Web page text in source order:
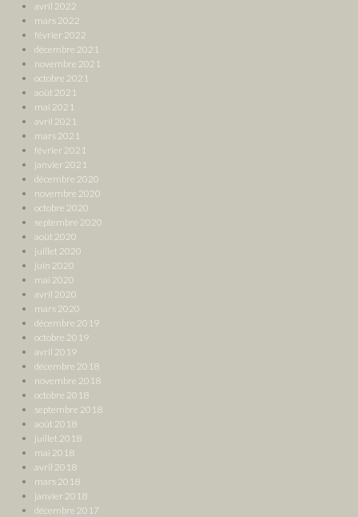
avril 2022
mars 2022
février 2022
décembre 2021
novembre 2021
octobre 2021
août 2021
mai 2021
avril 2021
mars 2021
février 2021
janvier 2021
décembre 2020
novembre 2020
octobre 2020
septembre 2020
août 2020
juillet 2020
juin 2020
mai 2020
avril 2020
mars 2020
décembre 2019
octobre 2019
avril 2019
décembre 2018
novembre 2018
octobre 2018
septembre 2018
août 2018
juillet 2018
mai 2018
avril 2018
mars 2018
janvier 2018
décembre 2017